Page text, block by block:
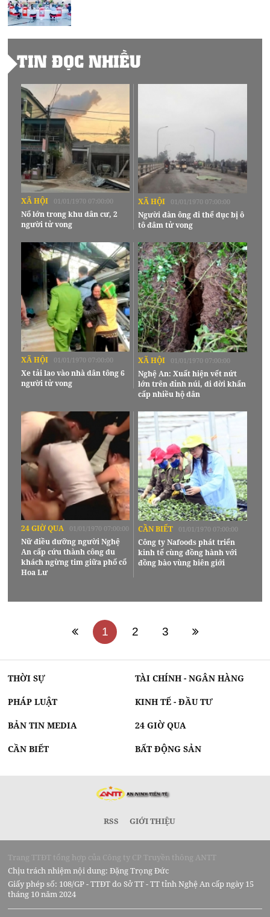
TIN ĐỌC NHIỀU
XÃ HỘI 01/01/1970 07:00:00
Nổ lớn trong khu dân cư, 2
người tử vong
XÃ HỘI 01/01/1970 07:00:00
Người đàn ông đi thể dục bị ô
tô đâm tử vong
XÃ HỘI 01/01/1970 07:00:00
Xe tải lao vào nhà dân tông 6
người tử vong
XÃ HỘI 01/01/1970 07:00:00
Nghệ An: Xuất hiện vết nứt
lớn trên đỉnh núi, di dời khẩn
cấp nhiều hộ dân
24 GIỜ QUA 01/01/1970 07:00:00
Nữ điều dưỡng người Nghệ
An cấp cứu thành công du
khách ngừng tim giữa phố cổ
Hoa Lư
CẦN BIẾT 01/01/1970 07:00:00
Công ty Nafoods phát triển
kinh tế cùng đồng hành với
đồng bào vùng biên giới
1 2 3
THỜI SỰ TÀI CHÍNH - NGÂN HÀNG
PHÁP LUẬT KINH TẾ - ĐẦU TƯ
BẢN TIN MEDIA 24 GIỜ QUA
CẦN BIẾT BẤT ĐỘNG SẢN
RSS GIỚI THIỆU
Trang TTĐT tổng hợp của Công ty CP Truyền thông ANTT
Chịu trách nhiệm nội dung: Đặng Trọng Đức
Giấy phép số: 108/GP - TTĐT do Sở TT - TT tỉnh Nghệ An cấp ngày 15
tháng 10 năm 2024